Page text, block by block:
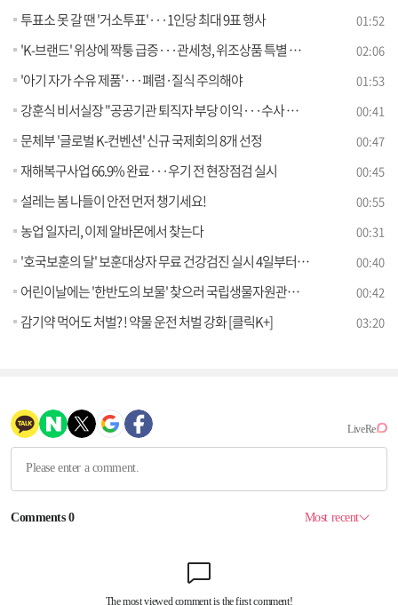
투표소 못 갈 땐 '거소투표'···1인당 최대 9표 행사 01:52
'K-브랜드' 위상에 짝퉁 급증···관세청, 위조상품 특별 단속 02:06
'아기 자가 수유 제품'···폐렴·질식 주의해야 01:53
강훈식 비서실장 "공공기관 퇴직자 부당 이익···수사 의뢰" 00:41
문체부 '글로벌 K-컨벤션' 신규 국제회의 8개 선정 00:47
재해복구사업 66.9% 완료···우기 전 현장점검 실시 00:45
설레는 봄 나들이 안전 먼저 챙기세요! 00:55
농업 일자리, 이제 알바몬에서 찾는다 00:31
'호국보훈의 달' 보훈대상자 무료 건강검진 실시 4일부터 신청 00:40
어린이날에는 '한반도의 보물' 찾으러 국립생물자원관으로 오세요 00:42
감기약 먹어도 처벌? ! 약물 운전 처벌 강화 [클릭K+] 03:20